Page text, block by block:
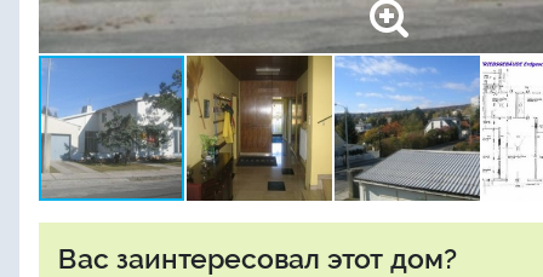
Вас заинтересовал этот дом?